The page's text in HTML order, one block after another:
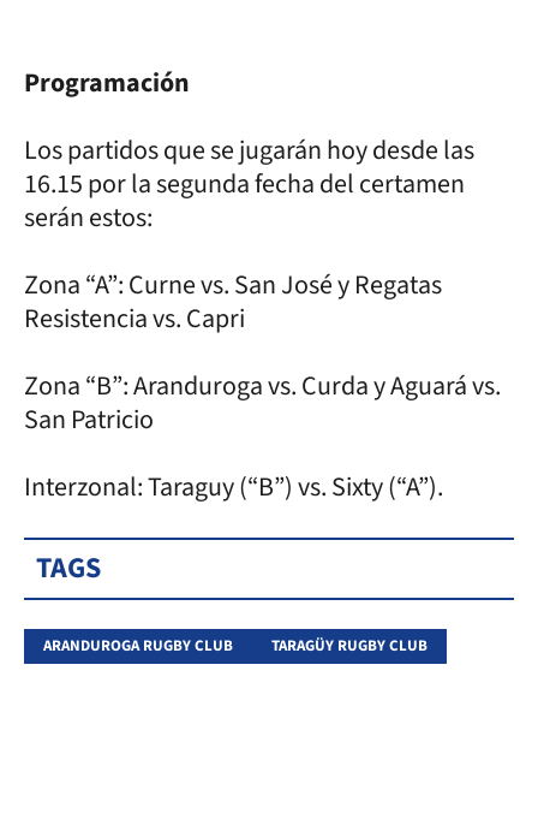
Programación
Los partidos que se jugarán hoy desde las
16.15 por la segunda fecha del certamen
serán estos:
Zona “A”: Curne vs. San José y Regatas
Resistencia vs. Capri
Zona “B”: Aranduroga vs. Curda y Aguará vs.
San Patricio
Interzonal: Taraguy (“B”) vs. Sixty (“A”).
TAGS
ARANDUROGA RUGBY CLUB TARAGÜY RUGBY CLUB